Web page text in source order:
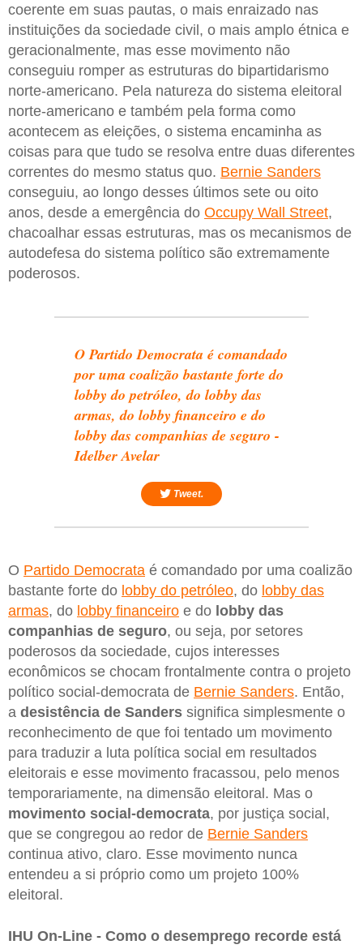
coerente em suas pautas, o mais enraizado nas
instituições da sociedade civil, o mais amplo étnica e
geracionalmente, mas esse movimento não
conseguiu romper as estruturas do bipartidarismo
norte-americano. Pela natureza do sistema eleitoral
norte-americano e também pela forma como
acontecem as eleições, o sistema encaminha as
coisas para que tudo se resolva entre duas diferentes
correntes do mesmo status quo. Bernie Sanders
conseguiu, ao longo desses últimos sete ou oito
anos, desde a emergência do Occupy Wall Street,
chacoalhar essas estruturas, mas os mecanismos de
autodefesa do sistema político são extremamente
poderosos.
O Partido Democrata é comandado
por uma coalizão bastante forte do
lobby do petróleo, do lobby das
armas, do lobby financeiro e do
lobby das companhias de seguro -
Idelber Avelar
Tweet.
O Partido Democrata é comandado por uma coalizão
bastante forte do lobby do petróleo, do lobby das
armas, do lobby financeiro e do lobby das
companhias de seguro, ou seja, por setores
poderosos da sociedade, cujos interesses
econômicos se chocam frontalmente contra o projeto
político social-democrata de Bernie Sanders. Então,
a desistência de Sanders significa simplesmente o
reconhecimento de que foi tentado um movimento
para traduzir a luta política social em resultados
eleitorais e esse movimento fracassou, pelo menos
temporariamente, na dimensão eleitoral. Mas o
movimento social-democrata, por justiça social,
que se congregou ao redor de Bernie Sanders
continua ativo, claro. Esse movimento nunca
entendeu a si próprio como um projeto 100%
eleitoral.
IHU On-Line - Como o desemprego recorde está